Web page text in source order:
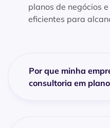
planos de negócios
eficientes para
Por que minha
consultoria em